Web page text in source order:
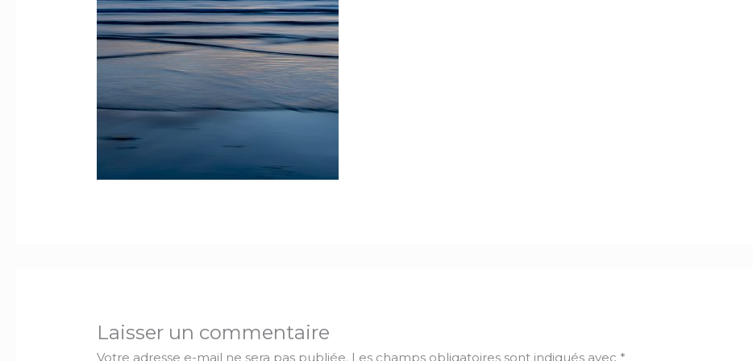
Laisser un commentaire
Votre adresse e-mail ne sera pas publiée. Les champs obligatoires sont indiqués avec *